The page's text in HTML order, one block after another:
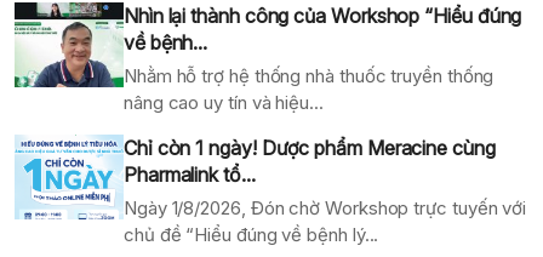
Nhìn lại thành công của Workshop “Hiểu đúng
về bệnh...
Nhằm hỗ trợ hệ thống nhà thuốc truyền thống
nâng cao uy tín và hiệu...
Chỉ còn 1 ngày! Dược phẩm Meracine cùng
Pharmalink tổ...
Ngày 1/8/2026, Đón chờ Workshop trực tuyến với
chủ đề “Hiểu đúng về bệnh lý...